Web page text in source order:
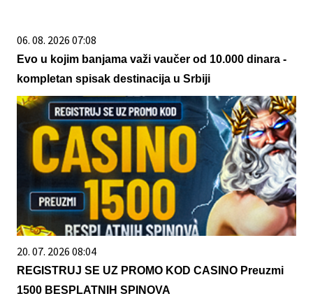
06. 08. 2026 07:08
Evo u kojim banjama važi vaučer od 10.000 dinara -
kompletan spisak destinacija u Srbiji
20. 07. 2026 08:04
REGISTRUJ SE UZ PROMO KOD CASINO Preuzmi
1500 BESPLATNIH SPINOVA